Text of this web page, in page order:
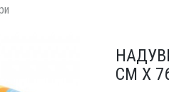
СМ Х